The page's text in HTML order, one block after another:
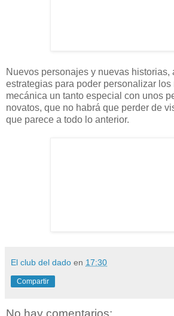
Nuevos personajes y nuevas historias,
estrategias para poder personalizar los
mecánica un tanto especial con unos
novatos, que no habrá que perder de
que parece a todo lo anterior.
El club del dado en 17:30
Compartir
No hay comentarios: